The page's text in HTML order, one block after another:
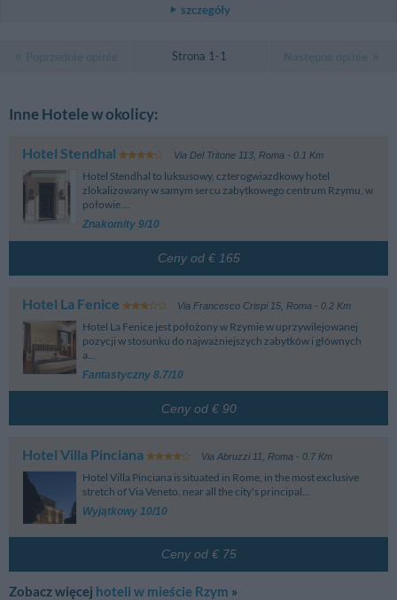
szczegóły
Strona 1-1
Inne Hotele w okolicy:
Hotel Stendhal Via Del Tritone 113, Roma- 0.1 Km
Hotel Stendhal to luksusowy, czterogwiazdkowy hotel
zlokalizowany w samym sercu zabytkowego centrum Rzymu, w
połowie ...
Znakomity 9/10
Ceny od € 165
Hotel La Fenice Via Francesco Crispi 15, Roma- 0.2 Km
Hotel La Fenice jest położony w Rzymie w uprzywilejowanej
pozycji w stosunku do najważniejszych zabytków i głównych
a...
Fantastyczny 8.7/10
Ceny od € 90
Hotel Villa Pinciana Via Abruzzi 11 Roma- 0.7 Km
Hotel Villa Pinciana is situated in Rome, in the most exclusive
stretch of Via Veneto, near all the city's principal...
Wyjątkowy 10/10
Ceny od € 75
Zobacz więcej hoteli w mieście Rzym »